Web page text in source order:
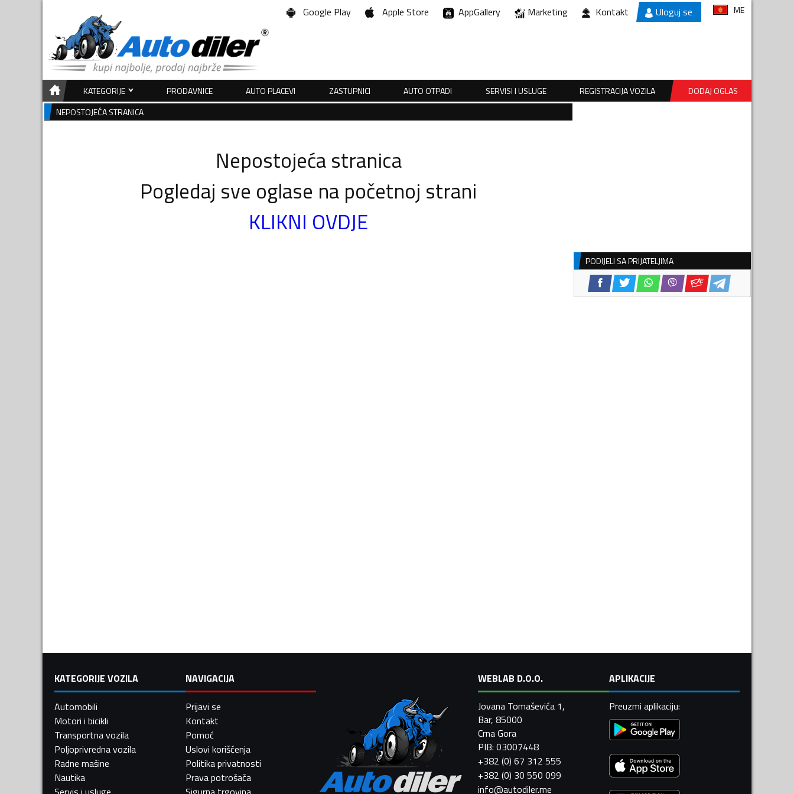
Google Play Apple Store AppGallery Marketing Kontakt Uloguj se ME
KATEGORIJE PRODAVNICE AUTO PLACEVI ZASTUPNICI AUTO OTPADI SERVISI I USLUGE REGISTRACIJA VOZILA
DODAJ OGLAS
NEPOSTOJEĆA STRANICA
Nepostojeća stranica
Pogledaj sve oglase na početnoj strani
KLIKNI OVDJE
PODIJELI SA PRIJATELJIMA
KATEGORIJE VOZILA
Automobili
Motori i bicikli
Transportna vozila
Poljoprivredna vozila
Radne mašine
Nautika
NAVIGACIJA
Prijavi se
Kontakt
Pomoć
Uslovi korišćenja
Politika privatnosti
Prava potrošača
WEBLAB D.O.O.
Jovana Tomaševića 1,
Bar, 85000
Crna Gora
PIB: 03007448
+382 (0) 67 312 555
+382 (0) 30 550 099
info@autodiler.me
APLIKACIJE
Preuzmi aplikaciju: